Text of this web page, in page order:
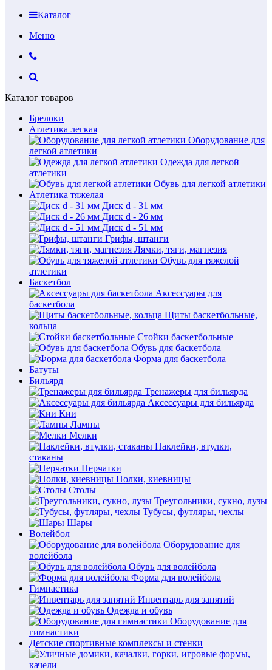
Каталог
Меню
Каталог товаров
Брелоки
Атлетика легкая
Оборудование для
легкой атлетики
Одежда для легкой
атлетики
Обувь для легкой атлетики
Атлетика тяжелая
Диск d - 31 мм
Диск d - 26 мм
Диск d - 51 мм
Грифы, штанги
Лямки, тяги, магнезия
Обувь для тяжелой
атлетики
Баскетбол
Аксессуары для
баскетбола
Щиты баскетбольные,
кольца
Стойки баскетбольные
Обувь для баскетбола
Форма для баскетбола
Батуты
Бильярд
Тренажеры для бильярда
Аксессуары для бильярда
Кии
Лампы
Мелки
Наклейки, втулки,
стаканы
Перчатки
Полки, киевницы
Столы
Треугольники, сукно, лузы
Тубусы, футляры, чехлы
Шары
Волейбол
Оборудование для
волейбола
Обувь для волейбола
Форма для волейбола
Гимнастика
Инвентарь для занятий
Одежда и обувь
Оборудование для
гимнастики
Детские спортивные комплексы и стенки